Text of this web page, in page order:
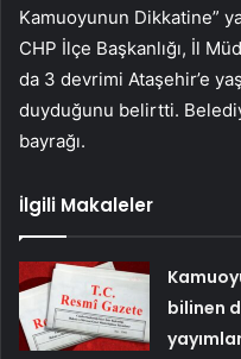
Kamuoyunun Dikkatine”
CHP İlçe Başkanlığı, İl
da 3 devrimi Ataşehir’e
duyduğunu belirtti.
bayrağı.
İlgili Makaleler
bilinen